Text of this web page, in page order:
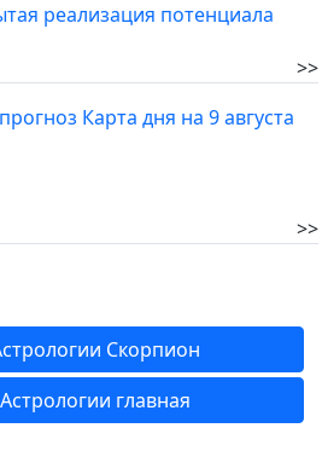
реализация потенциала
>>
Карта дня на 9 августа
>>
Скорпион
главная